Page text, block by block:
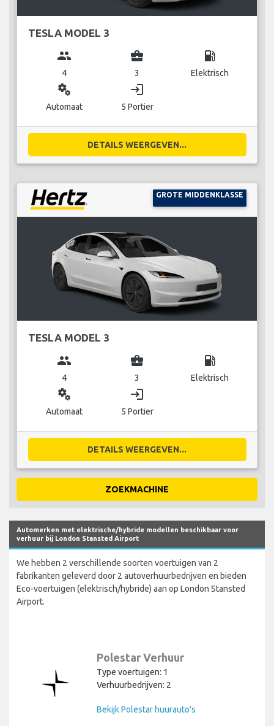
TESLA MODEL 3
group
4
business_center
3
local_gas_station
Elektrisch
miscellaneous_services
Automaat
login
5 Portier
DETAILS WEERGEVEN...
GROTE MIDDENKLASSE
TESLA MODEL 3
group
4
business_center
3
local_gas_station
Elektrisch
miscellaneous_services
Automaat
login
5 Portier
DETAILS WEERGEVEN...
ZOEKMACHINE
Automerken met elektrische/hybride modellen beschikbaar voor
verhuur bij London Stansted Airport
We hebben 2 verschillende soorten voertuigen van 2
fabrikanten geleverd door 2 autoverhuurbedrijven en bieden
Eco-voertuigen (elektrisch/hybride) aan op London Stansted
Airport.
Polestar Verhuur
Type voertuigen: 1
Verhuurbedrijven: 2
Bekijk Polestar huurauto's